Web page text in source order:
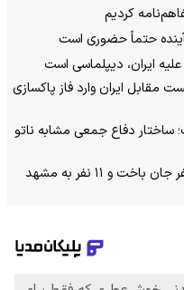
کردیم
حتماً حضوری است
علیه ایران، دیپلماسی است
شکست مقابل ایران وارد فاز پاکسازی
ساختار دفاع جمعی مشابه ناتو
مسمومیت الکلی در نیشابور؛ یک نفر جان باخت و ۱۱ نفر به مشهد